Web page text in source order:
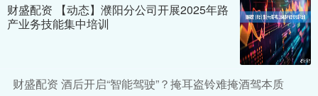
财盛配资 【动态】濮阳分公司开展2025年路
产业务技能集中培训
财盛配资 酒后开启“智能驾驶”？掩耳盗铃难掩酒驾本质